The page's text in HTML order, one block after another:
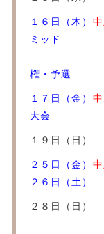
１６日（木）
ミッド
アマチ
権・予選
１７日（金）
大会
１９日（日
２５日（金）
２６日（土
２８日（日